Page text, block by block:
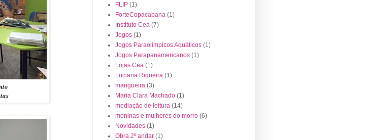
FLIP (1)
ForteCopacabana (1)
Instituto Cea (7)
Jogos (1)
Jogos Paraolímpicos Aquáticos (1)
Jogos Parapanamericanos (1)
Lojas Cea (1)
Luciana Rigueira (1)
mangueira (3)
Maria Clara Machado (1)
mediação de leitura (14)
meninas e mulheres do morro (6)
Novidades (1)
Obra 2º andar (1)